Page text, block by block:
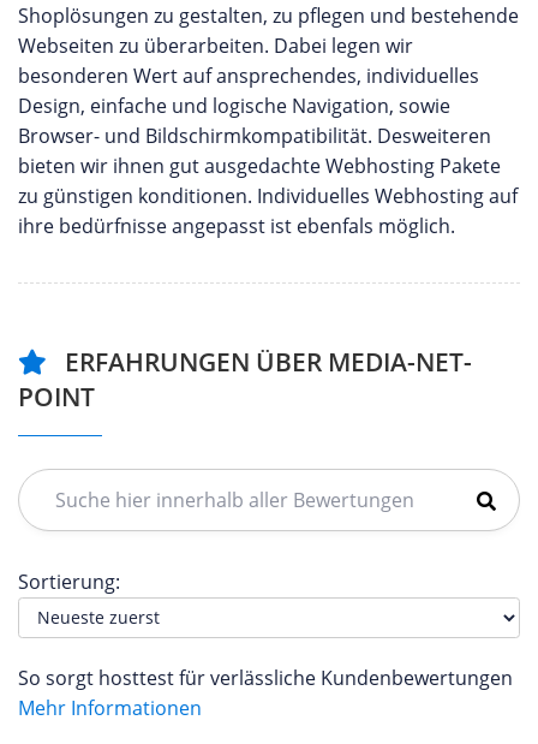
Shoplösungen zu gestalten, zu pflegen und bestehende
Webseiten zu überarbeiten. Dabei legen wir
besonderen Wert auf ansprechendes, individuelles
Design, einfache und logische Navigation, sowie
Browser- und Bildschirmkompatibilität. Desweiteren
bieten wir ihnen gut ausgedachte Webhosting Pakete
zu günstigen konditionen. Individuelles Webhosting auf
ihre bedürfnisse angepasst ist ebenfals möglich.
ERFAHRUNGEN ÜBER MEDIA-NET-
POINT
Sortierung:
So sorgt hosttest für verlässliche Kundenbewertungen
Mehr Informationen